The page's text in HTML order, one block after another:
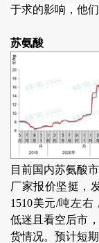
于求的影响，他
苏氨酸
目前国内苏氨酸
厂家报价坚挺，
1510美元/吨左
低迷且看空后市
货情况。预计短